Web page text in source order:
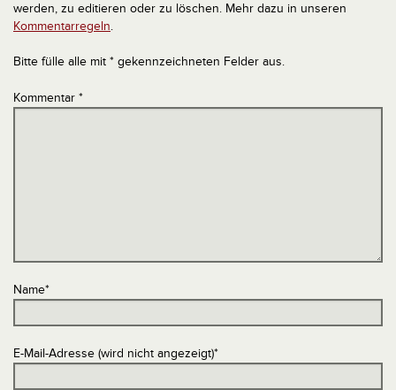
werden, zu editieren oder zu löschen. Mehr dazu in unseren
Kommentarregeln.
Bitte fülle alle mit * gekennzeichneten Felder aus.
Kommentar *
Name*
E-Mail-Adresse (wird nicht angezeigt)*